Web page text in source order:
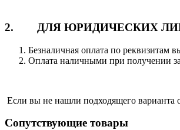
2. ДЛЯ ЮРИДИЧЕСКИХ
Безналичная оплата по реквизитам
Оплата наличными при получении
Если вы не нашли подходящего варианта
Сопутствующие товары